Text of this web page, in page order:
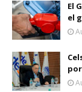
El
el